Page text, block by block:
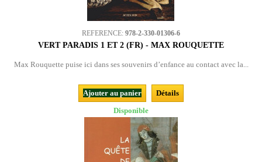
REFERENCE: 978-2-330-01306-6
VERT PARADIS 1 ET 2 (FR) - MAX ROUQUETTE
Max Rouquette puise ici dans ses souvenirs d’enfance au contact avec la...
Ajouter au panier
Détails
Disponible